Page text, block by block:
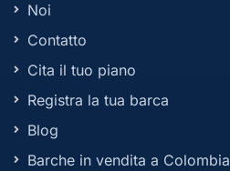
Noi
Contatto
Cita il tuo piano
Registra la tua barca
Blog
Barche in vendita a Colombia